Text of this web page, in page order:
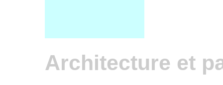
Architecture et